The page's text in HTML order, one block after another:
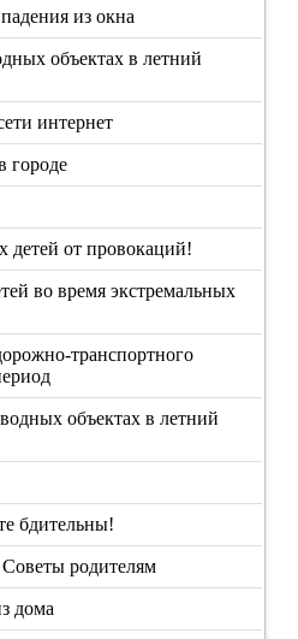
из окна
объектах в летний
интернет
городе
детей от провокаций!
во время экстремальных
транспортного
объектах в летний
бдительны!
родителям
дома